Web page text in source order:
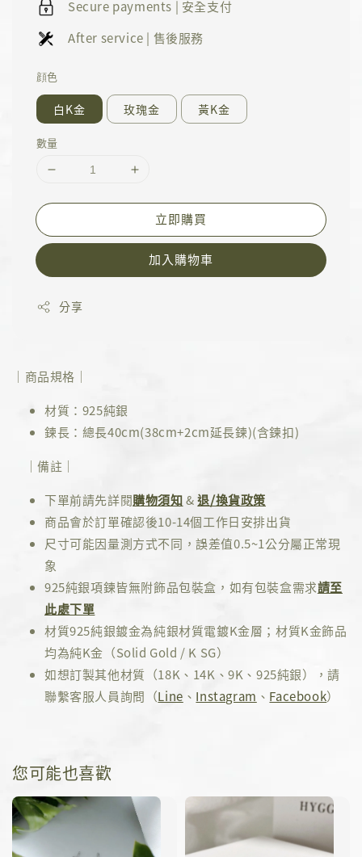
Secure payments | 安全支付
After service | 售後服務
顔色
白K金 玫瑰金 黃K金
數量
立即購買
加入購物車
分享
｜商品規格｜
材質：925純銀
鍊長：總長40cm(38cm+2cm延長鍊)(含鍊扣)
｜備註｜
下單前請先詳閱購物須知&退/換貨政策
商品會於訂單確認後10-14個工作日安排出貨
尺寸可能因量測方式不同，誤差值0.5~1公分屬正常現
象
925純銀項鍊皆無附飾品包裝盒，如有包裝盒需求請至
此處下單
材質925純銀鍍金為純銀材質電鍍K金層；材質K金飾品
均為純K金（Solid Gold / K SG）
如想訂製其他材質（18K、14K、9K、925純銀），請
聯繫客服人員詢問（Line 、 Instagram 、 Facebook）
您可能也喜歡